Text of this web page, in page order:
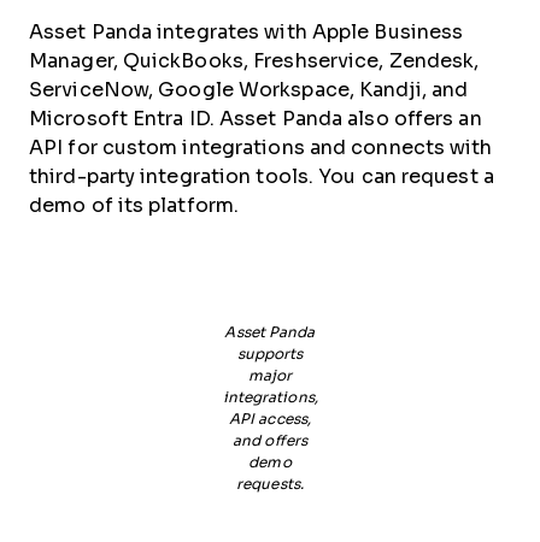
Asset Panda integrates with Apple Business
Manager, QuickBooks, Freshservice, Zendesk,
ServiceNow, Google Workspace, Kandji, and
Microsoft Entra ID. Asset Panda also offers an
API for custom integrations and connects with
third-party integration tools. You can request a
demo of its platform.
Asset Panda
supports
major
integrations,
API access,
and offers
demo
requests.